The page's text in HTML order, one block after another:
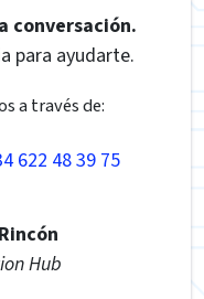
conversación.
para ayudarte.
a través de:
622 48 39 75
Hub